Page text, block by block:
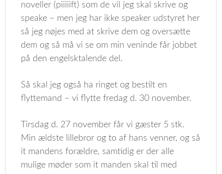
noveller (piiiiift) som de vil jeg skal skrive og
speake – men jeg har ikke speaker udstyret her
så jeg nøjes med at skrive dem og oversætte
dem og så må vi se om min veninde får jobbet
på den engelsktalende del.
Så skal jeg også ha ringet og bestilt en
flyttemand – vi flytte fredag d. 30 november.
Tirsdag d. 27 november får vi gæster 5 stk.
Min ældste lillebror og to af hans venner, og så
it mandens forældre, samtidig er der alle
mulige møder som it manden skal til med